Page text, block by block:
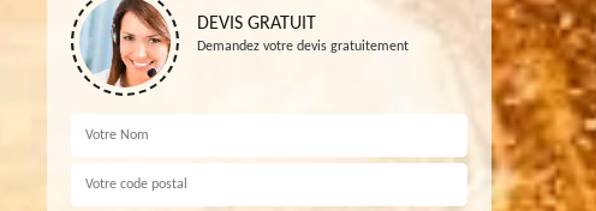
DEVIS GRATUIT
Demandez votre devis gratuitement